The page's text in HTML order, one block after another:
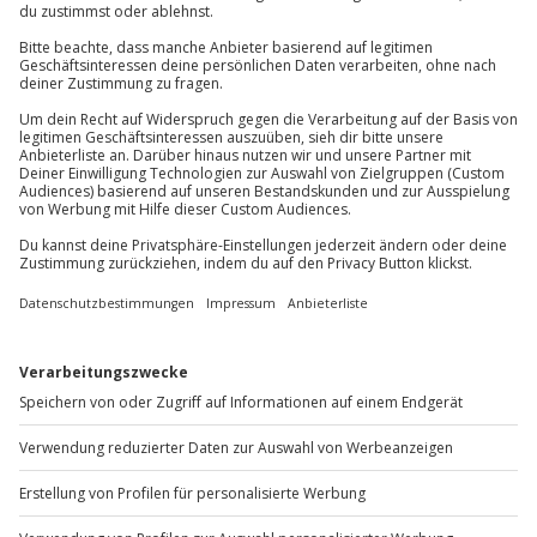
Teilnahme für Personen mit Handicap nach
Absprache mit dem Veranstalter möglich
Kein Alkohol-/Drogeneinfluss
Gültiger Führerschein der Klasse B (5 Jahre in
Besitz)
Kaution: 5000 € (in bar/Kreditkarte/EC-Karte)
Unterschriebener Haftungsausschluss
Mitzubringen: Führerschein,
Gutschein gültig für 1 Person
Kontakt & FAQ
Jochen SchweizerGmbH
Mühldorfstraße 8
81671 München
Du erreichst uns telefonisch zu folgenden Zeiten,
außer an bundesweiten Feiertagen:
Mo-Fr: 8-20 Uhr | Sa: 10-16 Uhr
Du möchtest als Firma bestellen?
Sichere Dir attraktive Firmenkunden Vorteile.
+49 89 / 60 60 89 700
Mo-Fr: 9-17 Uhr
b2b@jochen-schweizer.de